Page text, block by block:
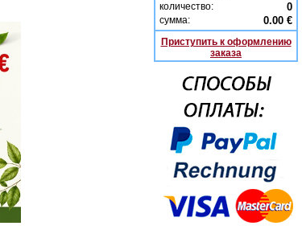
количество: 0
сумма: 0.00 €
Приступить к оформлению
заказа